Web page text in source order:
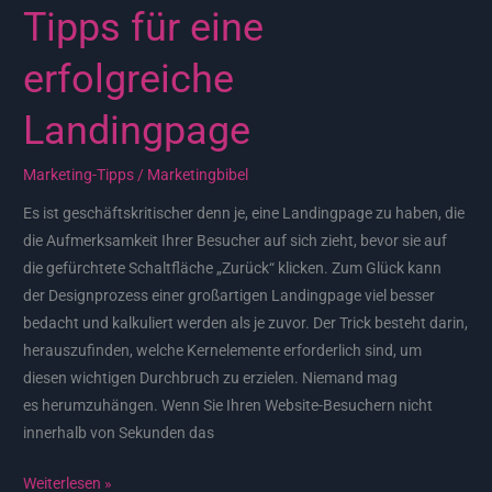
Tipps für eine
erfolgreiche
Landingpage
Marketing-Tipps / Marketingbibel
Es ist geschäftskritischer denn je, eine Landingpage zu haben, die
die Aufmerksamkeit Ihrer Besucher auf sich zieht, bevor sie auf
die gefürchtete Schaltfläche „Zurück“ klicken. Zum Glück kann
der Designprozess einer großartigen Landingpage viel besser
bedacht und kalkuliert werden als je zuvor. Der Trick besteht darin,
herauszufinden, welche Kernelemente erforderlich sind, um
diesen wichtigen Durchbruch zu erzielen. Niemand mag
es herumzuhängen. Wenn Sie Ihren Website-Besuchern nicht
innerhalb von Sekunden das
Weiterlesen »